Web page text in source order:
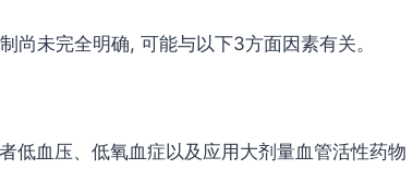
尚未完全明确, 可能与以下3方面因素有关。
血压、低氧血症以及应用大剂量血管活性药物